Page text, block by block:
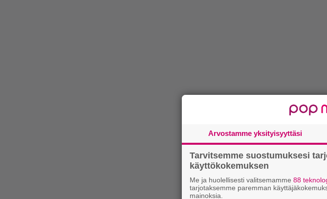
Arvostamme yksityisyyttäsi
Tarvitsemme suostumuksesi
käyttökokemuksen
Me ja huolellisesti valitsemamme 88
tarjotaksemme paremman
mainoksia.